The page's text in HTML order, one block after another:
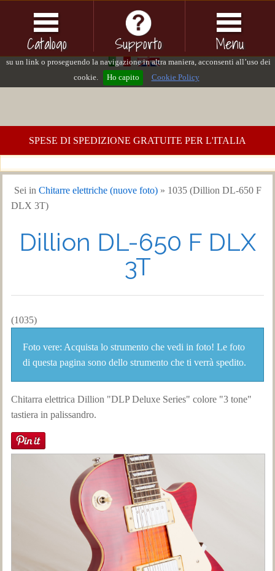
Questo sito o gli strumenti terzi da questo utilizzati si avvalgono di cookie
necessari al funzionamento ed utili alle finalità illustrate nella cookie policy. Se
vuoi saperne di più consulta la cookie policy. Chiudendo questo banner, cliccando
su un link o proseguendo la navigazione in altra maniera, acconsenti all’uso dei
cookie.
Ho capito Cookie Policy
Catalogo Supporto Menu
SPESE DI SPEDIZIONE GRATUITE PER L'ITALIA
Sei in Chitarre elettriche (nuove foto)» 1035 (Dillion DL-650 F
DLX 3T)
Dillion DL-650 F DLX
3T
(1035)
Foto vere: Acquista lo strumento che vedi in foto! Le foto
di questa pagina sono dello strumento che ti verrà spedito.
Chitarra elettrica Dillion "DLP Deluxe Series" colore"3 tone"
tastiera in palissandro.